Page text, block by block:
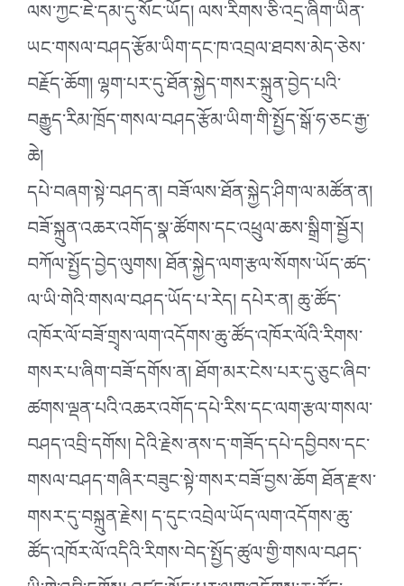
ལས་ཀྱང་ཇེ་དམ་དུ་སོང་ཡོད། ལས་རིགས་ཅི་འདྲ་ཞིག་ཡིན་
ཡང་གསལ་བཤད་རྩོམ་ཡིག་དང་ཁ་འབྲལ་ཐབས་མེད་ཅེས་
བརྗོད་ཆོག། ལྷག་པར་དུ་ཐོན་སྐྱེད་གསར་སྐྲུན་བྱེད་པའི་
བརྒྱུད་རིམ་ཁྲོད་གསལ་བཤད་རྩོམ་ཡིག་གི་སྤྱོད་སྒོ་ཧ་ཅང་རྒྱ་
ཆེ།
དཔེ་བཞག་སྟེ་བཤད་ན། བཟོ་ལས་ཐོན་སྐྱེད་ཤིག་ལ་མཚོན་ན།
བཟོ་སྐྲུན་འཆར་འགོད་སྣ་ཚོགས་དང་འཕྲུལ་ཆས་སྒྲིག་སྦྱོར།
བཀོལ་སྤྱོད་བྱེད་ལུགས། ཐོན་སྐྱེད་ལག་རྩལ་སོགས་ཡོད་ཚད་
ལ་ཡི་གེའི་གསལ་བཤད་ཡོད་པ་རེད། དཔེར་ན། ཆུ་ཚོད་
འཁོར་ལོ་བཟོ་གྲྭས་ལག་འདོགས་ཆུ་ཚོད་འཁོར་ལོའི་རིགས་
གསར་པ་ཞིག་བཟོ་དགོས་ན། ཐོག་མར་ངེས་པར་དུ་ཅུང་ཞིབ་
ཚགས་ལྡན་པའི་འཆར་འགོད་དཔེ་རིས་དང་ལག་རྩལ་གསལ་
བཤད་འབྲི་དགོས། དེའི་རྗེས་ནས་ད་གཟོད་དཔེ་དབྱིབས་དང་
གསལ་བཤད་གཞིར་བཟུང་སྟེ་གསར་བཟོ་བྱས་ཆོག ཐོན་རྫས་
གསར་དུ་བསྐྲུན་རྗེས། ད་དུང་འབྲེལ་ཡོད་ལག་འདོགས་ཆུ་
ཚོད་འཁོར་ལོ་འདིའི་རིགས་བེད་སྤྱོད་ཚུལ་གྱི་གསལ་བཤད་